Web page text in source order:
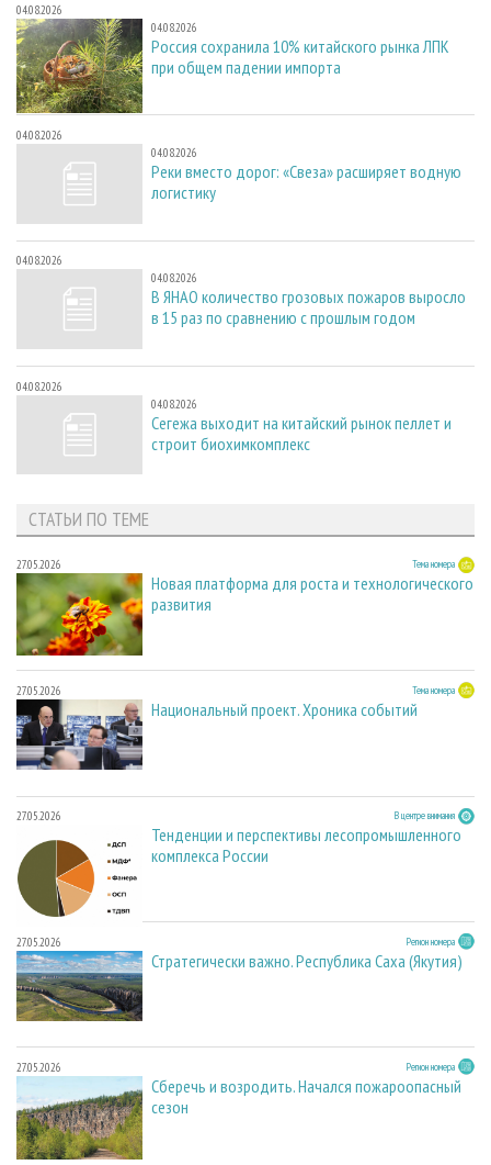
04.08.2026
04.08.2026
Россия сохранила 10% китайского рынка ЛПК
при общем падении импорта
04.08.2026
04.08.2026
Реки вместо дорог: «Свеза» расширяет водную
логистику
04.08.2026
04.08.2026
В ЯНАО количество грозовых пожаров выросло
в 15 раз по сравнению с прошлым годом
04.08.2026
04.08.2026
Сегежа выходит на китайский рынок пеллет и
строит биохимкомплекс
СТАТЬИ ПО ТЕМЕ
27.05.2026 Тема номера
Новая платформа для роста и технологического
развития
27.05.2026 Тема номера
Национальный проект. Хроника событий
27.05.2026 В центре внимания
Тенденции и перспективы лесопромышленного
комплекса России
27.05.2026 Регион номера
Стратегически важно. Республика Саха (Якутия)
27.05.2026 Регион номера
Сберечь и возродить. Начался пожароопасный
сезон